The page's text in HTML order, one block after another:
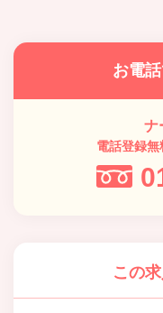
お電
ナ
電話登録
この